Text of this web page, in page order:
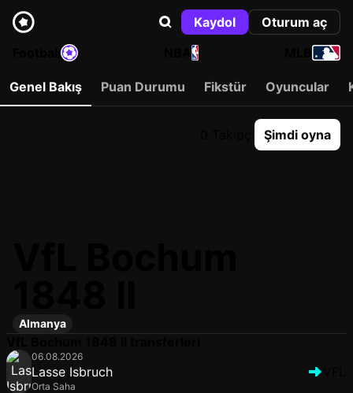
Kaydol
Oturum aç
NBA
Genel Bakış Puan Durumu Fikstür Oyuncular
Şimdi oyna
Almanya
06.08.2026
Lasse Isbruch
Orta Saha